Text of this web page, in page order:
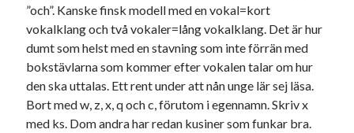
”och”. Kanske finsk modell med en vokal=kort
vokalklang och två vokaler=lång vokalklang. Det är hur
dumt som helst med en stavning som inte förrän med
bokstävlarna som kommer efter vokalen talar om hur
den ska uttalas. Ett rent under att nån unge lär sej läsa.
Bort med w, z, x, q och c, förutom i egennamn. Skriv x
med ks. Dom andra har redan kusiner som funkar bra.